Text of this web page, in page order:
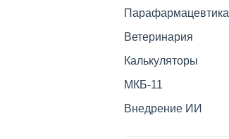
Парафармацевтика
Ветеринария
Калькуляторы
МКБ-11
Внедрение ИИ